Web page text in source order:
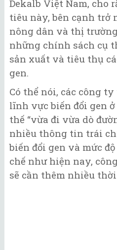
Dekalb Việt Nam, cho
tiêu này, bên cạnh
nông dân và thị
những chính sách cụ
sản xuất và tiêu thụ
gen.
Có thể nói, các công
lĩnh vực biến đổi gen
thế “vừa đi vừa dò
nhiều thông tin trái
biến đổi gen và mức
chế như hiện nay,
sẽ cần thêm nhiều